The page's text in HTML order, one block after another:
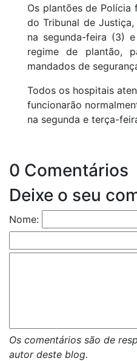
Os plantões de
do Tribunal de
na segunda-feira (3)
regime de plantão,
mandados de
Todos os hospitais
funcionarão
na segunda e terça-
0 Comentários
Deixe o seu
Nome:
Os comentários são de
autor deste blog.